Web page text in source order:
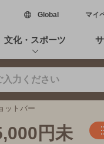
Global新しいウィン
マイ
文化・スポーツ
ットバー
円未